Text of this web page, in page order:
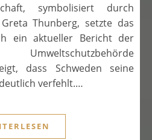
symbolisiert durch
Thunberg, setzte das
ein aktueller Bericht der
dass Schweden seine
verfehlt.…